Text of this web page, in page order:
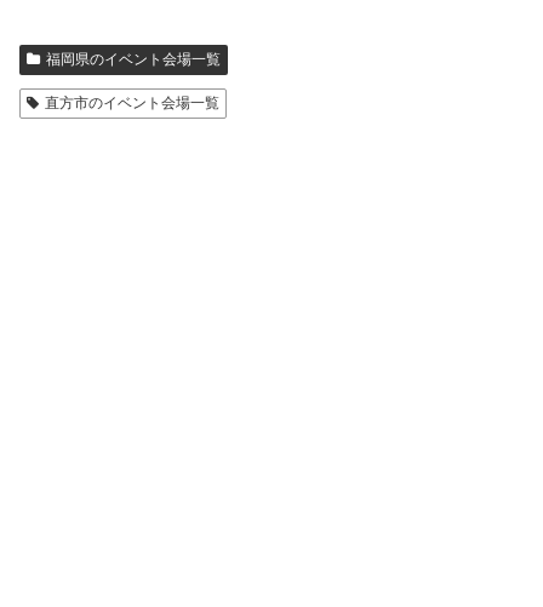
福岡県のイベント会場一覧
直方市のイベント会場一覧